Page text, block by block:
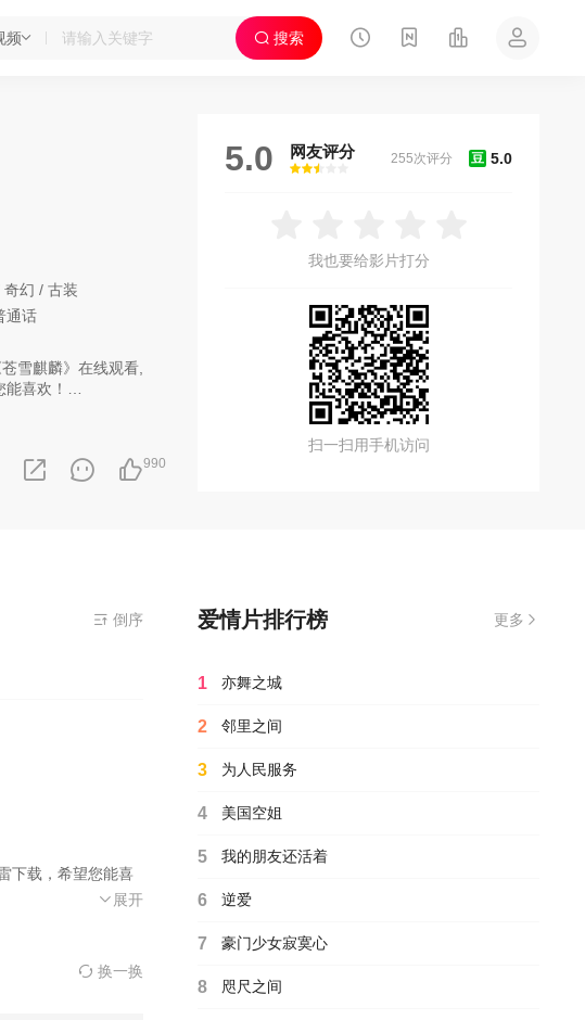
频 搜索
奇幻 / 古装
通话
雪麒麟》在线观看,
喜欢！
后黑手，拯救古
990
5.0 网友评分
很差
较差还行推荐力荐
豆 5.0
255次评分
我也要给影片打分
扫一扫用手机访问
倒序
2026
黄日莹
铭亮
琪格
郭宏庆
王羿乔
下载，希望您能喜
展开
换一换
爱情片排行榜 更多
1 亦舞之城
2 邻里之间
3 为人民服务
4 美国空姐
5 我的朋友还活着
6 逆爱
7 豪门少女寂寞心
8 咫尺之间